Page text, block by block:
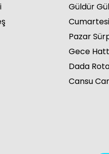
Güldür
Pazar
Gece
Dada
Cansu